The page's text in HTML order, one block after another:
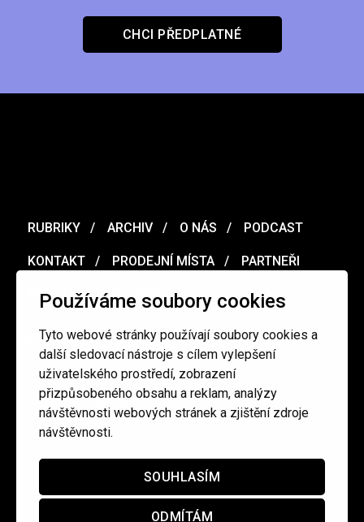
Používáme soubory cookies
Tyto webové stránky používají soubory cookies a
další sledovací nástroje s cílem vylepšení
uživatelského prostředí, zobrazení
přizpůsobeného obsahu a reklam, analýzy
návštěvnosti webových stránek a zjištění zdroje
návštěvnosti.
SOUHLASÍM
ODMÍTÁM
CHCI PŘEDPLATNÉ
RUBRIKY ARCHIV O NÁS PODCAST
KONTAKT PRODEJNÍ MÍSTA PARTNEŘI
MERCH VOUCHER
Ochrana osobních údajů / Obchodní podmínky
redakce@cinepur.cz